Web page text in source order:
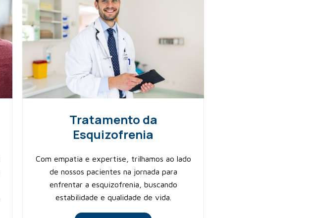
Tratamento da
Esquizofrenia
Com empatia e expertise, trilhamos ao lado
de nossos pacientes na jornada para
enfrentar a esquizofrenia, buscando
estabilidade e qualidade de vida.